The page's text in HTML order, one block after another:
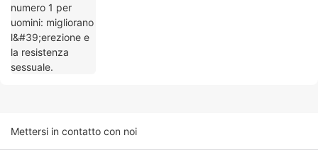
Mettersi in contatto con noi